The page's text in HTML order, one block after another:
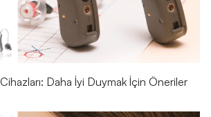
Daha İyi Duymak İçin Öneriler